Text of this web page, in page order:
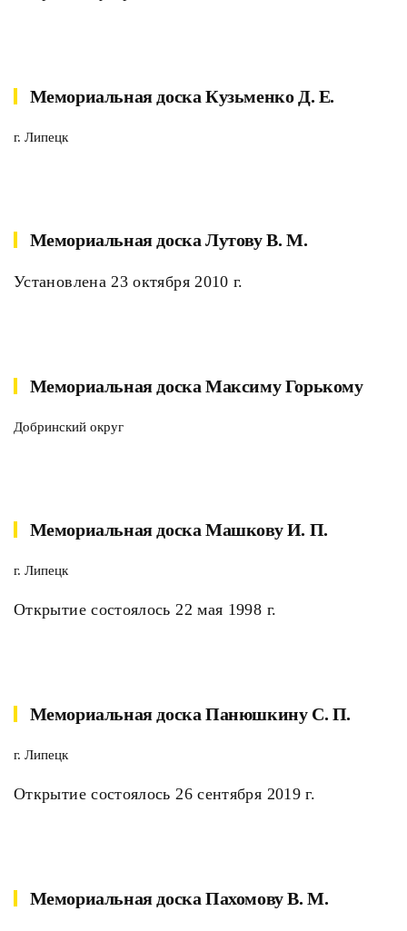
Мемориальная доска Кузьменко Д. Е.
г. Липецк
Мемориальная доска Лутову В. М.
Установлена 23 октября 2010 г.
Мемориальная доска Максиму Горькому
Добринский округ
Мемориальная доска Машкову И. П.
г. Липецк
Открытие состоялось 22 мая 1998 г.
Мемориальная доска Панюшкину С. П.
г. Липецк
Открытие состоялось 26 сентября 2019 г.
Мемориальная доска Пахомову В. М.